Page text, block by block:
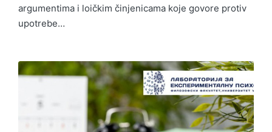
argumentima i loičkim činjenicama koje govore protiv
upotrebe…